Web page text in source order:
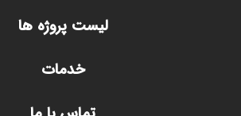
لیست پروژه ها
خدمات